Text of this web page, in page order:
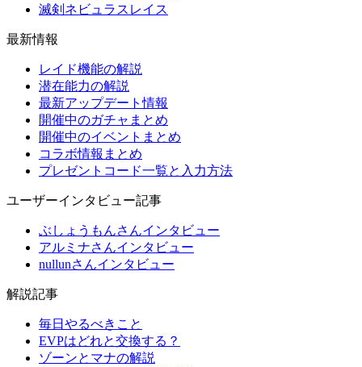
滅剣ネビュラスレイス
最新情報
レイド機能の解説
潜在能力の解説
最新アップデート情報
開催中のガチャまとめ
開催中のイベントまとめ
コラボ情報まとめ
プレゼントコード一覧と入力方法
ユーザーインタビュー記事
ぶしょうもんさんインタビュー
アルミナさんインタビュー
nullunさんインタビュー
解説記事
毎日やるべきこと
EVPはどれと交換する？
ゾーンとマナの解説